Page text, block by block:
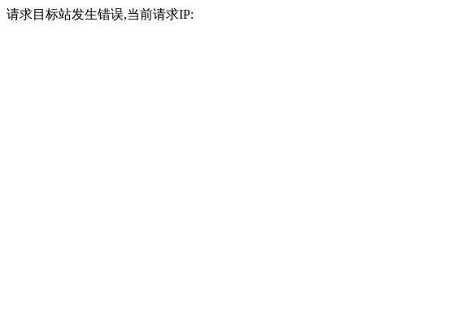
请求目标站发生错误,当前请求IP: